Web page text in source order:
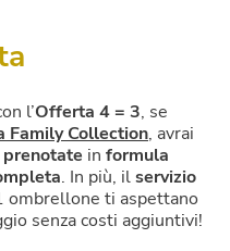
l’Offerta 4 = 3, se
Family Collection, avrai
in formula
. In più, ilservizio
ombrellone ti aspettano
senza costi aggiuntivi!